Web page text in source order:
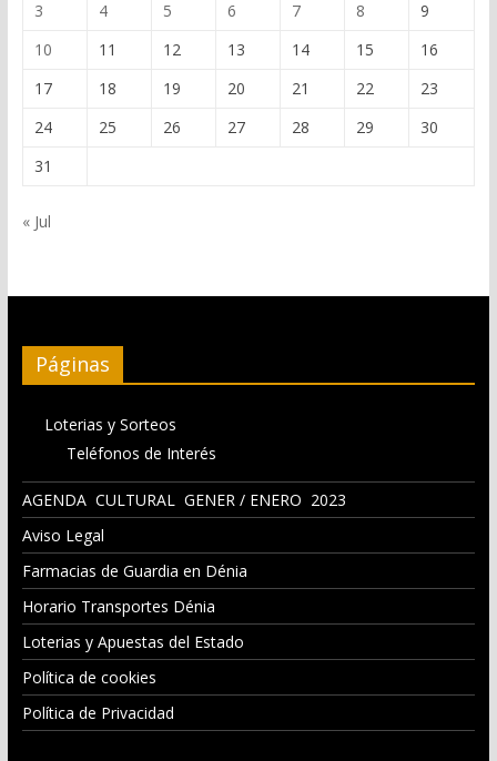
3
4 5 6 7 8
9
10
11 12 13 14 15
16
17
18 19 20 21 22
23
24
25 26 27 28 29
30
31
« Jul
Páginas
Loterias y Sorteos
Teléfonos de Interés
AGENDA CULTURAL GENER / ENERO 2023
Aviso Legal
Farmacias de Guardia en Dénia
Horario Transportes Dénia
Loterias y Apuestas del Estado
Política de cookies
Política de Privacidad